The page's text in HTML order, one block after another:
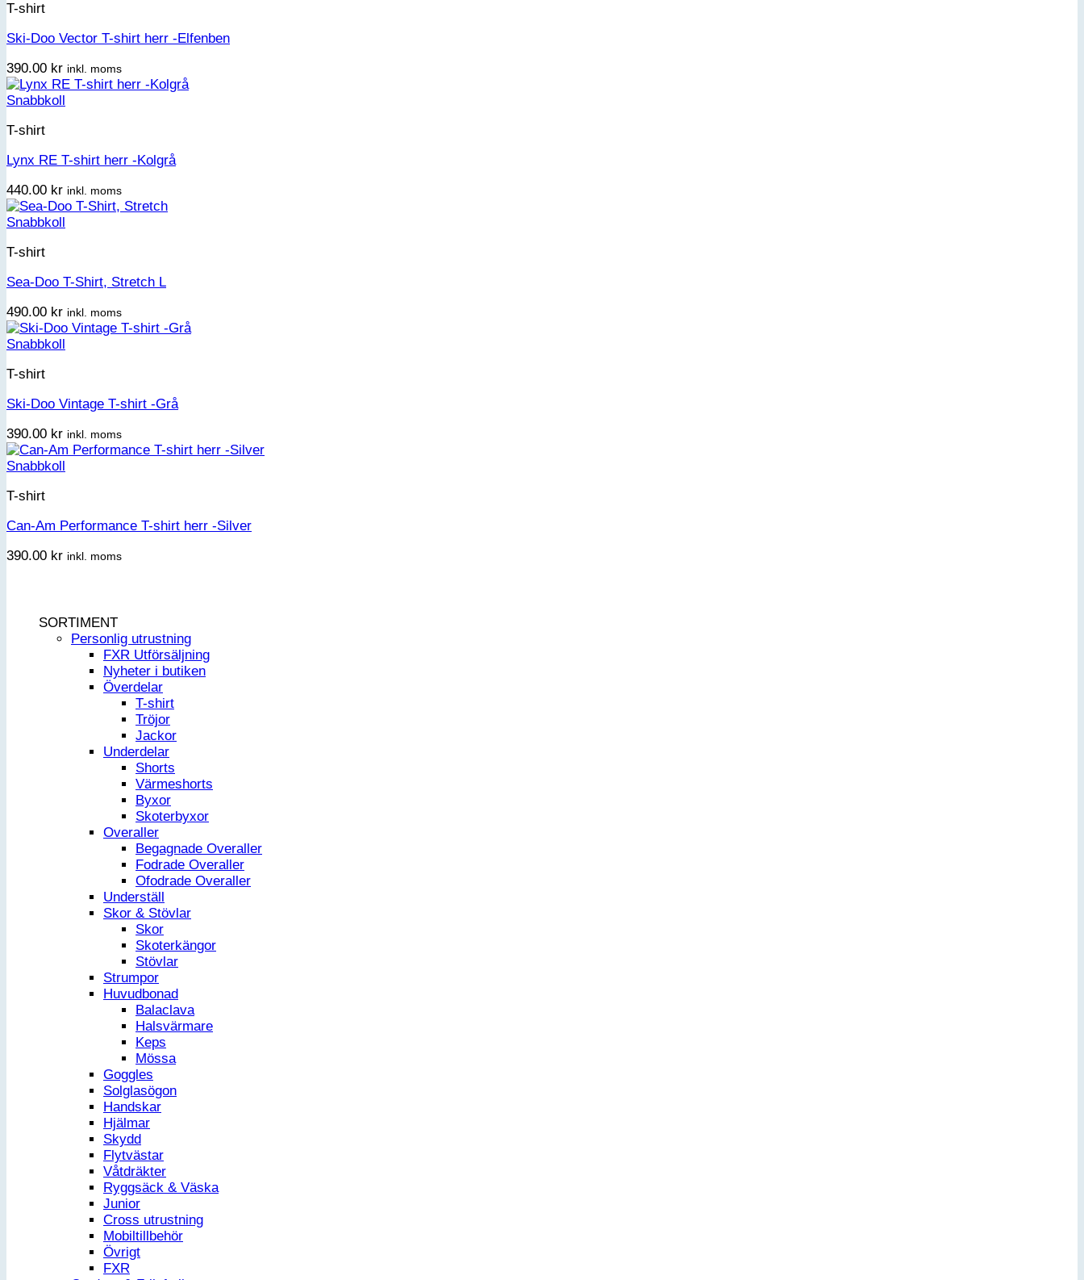
T-shirt
Ski-Doo Vector T-shirt herr -Elfenben
390.00 kr inkl. moms
Snabbkoll
T-shirt
Lynx RE T-shirt herr -Kolgrå
440.00 kr inkl. moms
Snabbkoll
T-shirt
Sea-Doo T-Shirt, Stretch L
490.00 kr inkl. moms
Snabbkoll
T-shirt
Ski-Doo Vintage T-shirt -Grå
390.00 kr inkl. moms
Snabbkoll
T-shirt
Can-Am Performance T-shirt herr -Silver
390.00 kr inkl. moms
SORTIMENT
Personlig utrustning
FXR Utförsäljning
Nyheter i butiken
Överdelar
T-shirt
Tröjor
Jackor
Underdelar
Shorts
Värmeshorts
Byxor
Skoterbyxor
Overaller
Begagnade Overaller
Fodrade Overaller
Ofodrade Overaller
Underställ
Skor & Stövlar
Skor
Skoterkängor
Stövlar
Strumpor
Huvudbonad
Balaclava
Halsvärmare
Keps
Mössa
Goggles
Solglasögon
Handskar
Hjälmar
Skydd
Flytvästar
Våtdräkter
Ryggsäck & Väska
Junior
Cross utrustning
Mobiltillbehör
Övrigt
FXR